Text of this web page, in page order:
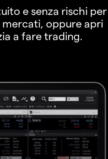
e senza rischi per
oppure apri
a fare trading.